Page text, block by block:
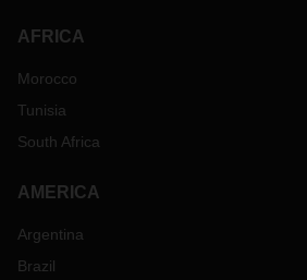
AFRICA
Morocco
Tunisia
South Africa
AMERICA
Argentina
Brazil